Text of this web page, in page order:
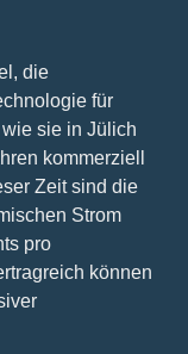
die
für
sie in Jülich
kommerziell
Zeit sind die
Strom
pro
können